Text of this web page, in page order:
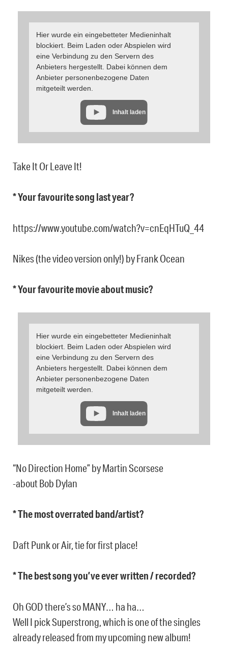
Hier wurde ein eingebetteter Medieninhalt
blockiert. Beim Laden oder Abspielen wird
eine Verbindung zu den Servern des
Anbieters hergestellt. Dabei können dem
Anbieter personenbezogene Daten
mitgeteilt werden.
Inhalt laden
Take It Or Leave It!
* Your favourite song last year?
https://www.youtube.com/watch?v=cnEqHTuQ_44
Nikes (the video version only!) by Frank Ocean
* Your favourite movie about music?
Hier wurde ein eingebetteter Medieninhalt
blockiert. Beim Laden oder Abspielen wird
eine Verbindung zu den Servern des
Anbieters hergestellt. Dabei können dem
Anbieter personenbezogene Daten
mitgeteilt werden.
Inhalt laden
“No Direction Home” by Martin Scorsese
-about Bob Dylan
* The most overrated band/artist?
Daft Punk or Air, tie for first place!
* The best song you’ve ever written / recorded?
Oh GOD there’s so MANY… ha ha…
Well I pick Superstrong, which is one of the singles
already released from my upcoming new album!